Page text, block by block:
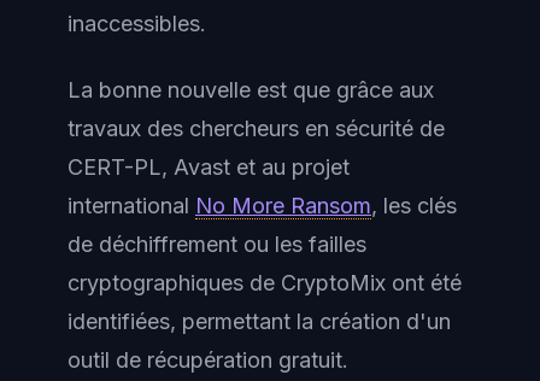
inaccessibles.
La bonne nouvelle est que grâce aux
travaux des chercheurs en sécurité de
CERT-PL, Avast et au projet
international No More Ransom, les clés
de déchiffrement ou les failles
cryptographiques de CryptoMix ont été
identifiées, permettant la création d'un
outil de récupération gratuit.